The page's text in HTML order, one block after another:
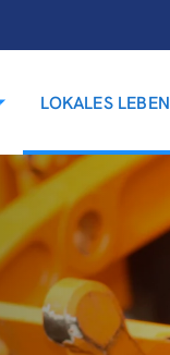
LOKALES LEBEN